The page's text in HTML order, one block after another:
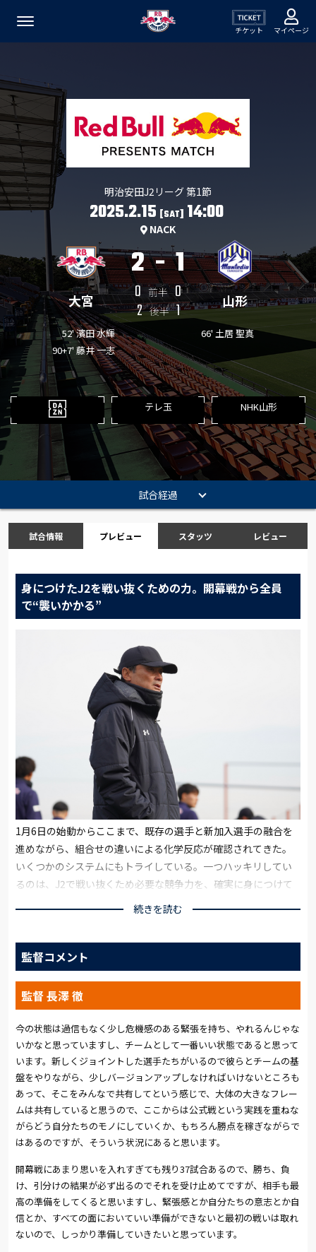
チケット マイページ
明治安田J2リーグ 第1節
2025.2.15 [SAT]14:00
NACK
大宮
52' 濱田 水輝
90+7' 藤井 一志
2 - 1
0 前半 0
2 後半 1 山形
66' 土居 聖真
テレ玉 NHK山形
試合経過
試合情報 プレビュー スタッツ レビュー
身につけたJ2を戦い抜くための力。開幕戦から全員
で“襲いかかる”
1月6日の始動からここまで、既存の選手と新加入選手の融合を
進めながら、組合せの違いによる化学反応が確認されてきた。
いくつかのシステムにもトライしている。一つハッキリしてい
るのは、J2で戦い抜くため必要な競争力を、確実に身につけて
きたということだ。インテンシティや素早い攻守の切り替えを
改めて着目してきた。
も、勝利が約束されるわけではない。対戦相手の情報が少ない
ことも含めて、何が起こるか分からないのが開幕戦なのであ
る。
だからこそ問われるのは、チームのアイデンティティの徹底であ
る。今シーズンを迎えるにあたって長澤徹監督が語った「すべて
のゲームで襲いかかる」という姿勢を、チームの全員が表現す
る。
続きを読む
監督コメント
監督 長澤 徹
今の状態は過信もなく少し危機感のある緊張を持ち、やれるんじゃな
いかなと思っていますし、チームとして一番いい状態であると思って
います。新しくジョイントした選手たちがいるので彼らとチームの基
盤をやりながら、少しバージョンアップしなければいけないところも
あって、そこをみんなで共有してという感じで、大体の大きなフレー
ムは共有していると思うので、ここからは公式戦という実践を重ねな
がらどう自分たちのモノにしていくか、もちろん勝点を稼ぎながらで
はあるのですが、そういう状況にあると思います。
開幕戦にあまり思いを入れすぎても残り37試合あるので、勝ち、負
け、引分けの結果が必ず出るのでそれを受け止めてですが、相手も最
高の準備をしてくると思いますし、緊張感とか自分たちの意志とか自
信とか、すべての面においていい準備ができないと最初の戦いは取れ
ないので、しっかり準備していきたいと思っています。